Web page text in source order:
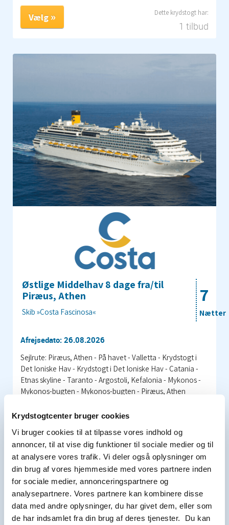
Krydstogtcenter bruger cookies
Vi bruger cookies til at tilpasse vores indhold og
annoncer, til at vise dig funktioner til sociale medier og til
at analysere vores trafik. Vi deler også oplysninger om
din brug af vores hjemmeside med vores partnere inden
for sociale medier, annonceringspartnere og
analysepartnere. Vores partnere kan kombinere disse
data med andre oplysninger, du har givet dem, eller som
de har indsamlet fra din brug af deres tjenester. Du kan
1 tilbud
Vælg
7
Nætter
Østlige Middelhav 8 dage fra/til
Piræus, Athen
Skib »Costa Fascinosa«
Afrejsedato: 26.08.2026
Sejlrute: Piræus, Athen - På havet - Valletta - Krydstogt i
Det Ioniske Hav - Krydstogt i Det Ioniske Hav - Catania -
Etnas skyline - Taranto - Argostoli, Kefalonia - Mykonos -
Mykonos-bugten - Mykonos-bugten - Piræus, Athen
Pris pr. person fra
6.996 kr.
Vælg